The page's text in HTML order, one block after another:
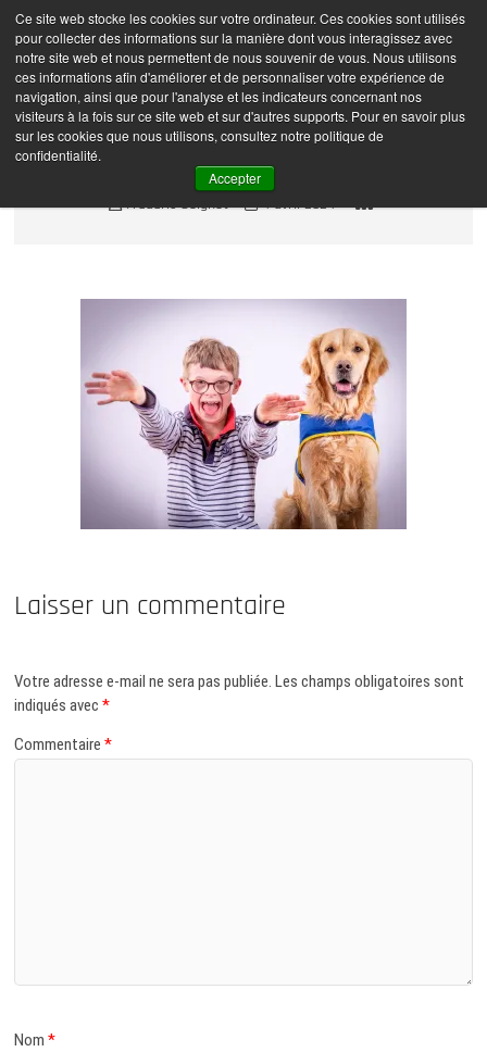
Ce site web stocke les cookies sur votre ordinateur. Ces cookies sont utilisés
pour collecter des informations sur la manière dont vous interagissez avec
notre site web et nous permettent de nous souvenir de vous. Nous utilisons
ces informations afin d'améliorer et de personnaliser votre expérience de
navigation, ainsi que pour l'analyse et les indicateurs concernant nos
visiteurs à la fois sur ce site web et sur d'autres supports. Pour en savoir plus
sur les cookies que nous utilisons, consultez notre politique de
confidentialité.
Accepter
Skip
content
Frédéric Coignot –
Photographe
M
e
n
u
B
FCO_1022-Modifier
Frédéric Coignot 4 avril 2024
Laisser un commentaire
Votre adresse e-mail ne sera pas publiée. Les champs obligatoires sont
indiqués avec*
Commentaire*
Nom*